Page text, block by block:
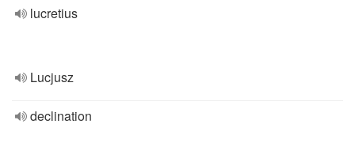
lucretius
Lucjusz
declination